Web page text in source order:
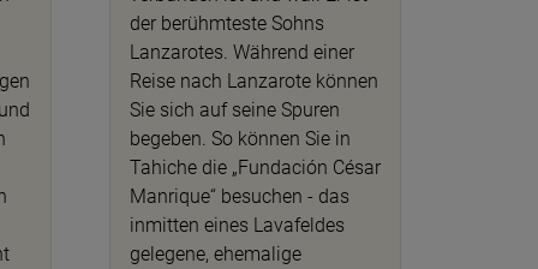
der berühmteste Sohns
Lanzarotes. Während einer
Reise nach Lanzarote können
Sie sich auf seine Spuren
begeben. So können Sie in
Tahiche die „Fundación César
Manrique“ besuchen - das
inmitten eines Lavafeldes
gelegene, ehemalige